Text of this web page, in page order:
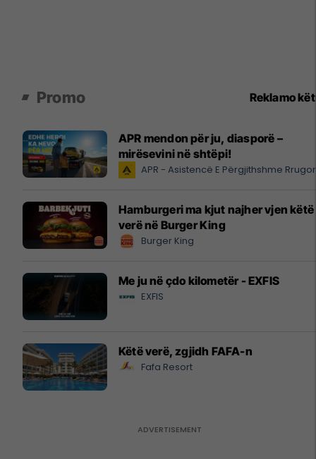
Promo Reklamo
APR mendon për ju, diasporë –
mirësevini në shtëpi!
APR - Asistencë E Përgjithshme
Hamburgeri ma kjut najher vjen këtë
verë në Burger King
Burger King
Me ju në çdo kilometër - EXFIS
EXFIS
Këtë verë, zgjidh FAFA-n
Fafa Resort